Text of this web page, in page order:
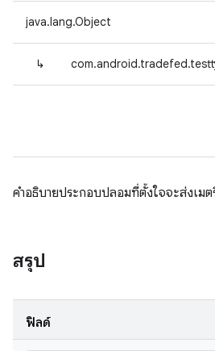
java.lang.Object
↳
คำอธิบายประกอบปลอมที่ตั้งใจจะส่งเมต
สรุป
ฟิลด์